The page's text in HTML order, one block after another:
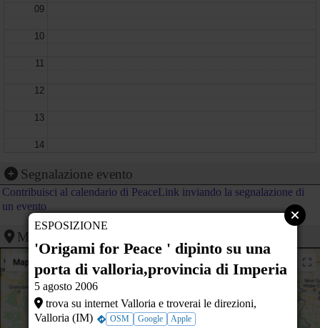
09
10
11
12
13
14
15
16
17
18
19
20
DANY FOR EMERGENCY VI Edizione
PIAZZA SEGNI nei pressi del municipio di Policoro. - POLICORO (MT)
Segnalazione evento
Contribuisci al calendario di PeaceLink inviando la segnalazione di
un evento
Mappa
ESPOSIZIONE
'Origami for Peace ' dipinto su una
porta di valloria,provincia di Imperia
5 agosto 2006
trova su internet Valloria e troverai le direzioni,
Valloria (IM)
OSM Google Apple